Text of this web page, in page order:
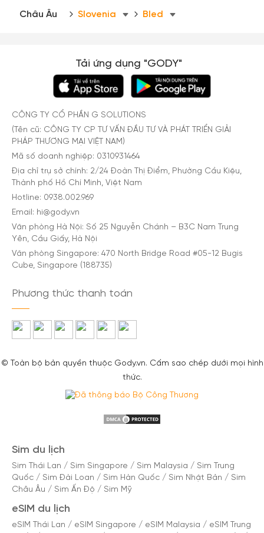
Châu Âu Slovenia Bled
Tải ứng dụng "GODY"
CÔNG TY CỔ PHẦN G SOLUTIONS
(Tên cũ: CÔNG TY CP TƯ VẤN ĐẦU TƯ VÀ PHÁT TRIỂN GIẢI
PHÁP THƯƠNG MẠI VIỆT NAM)
Mã số doanh nghiệp: 0310931464
Địa chỉ trụ sở chính: 2/24 Đoàn Thị Điểm, Phường Cầu Kiệu,
Thành phố Hồ Chí Minh, Việt Nam
Hotline: 0938.002.969
Email: hi@gody.vn
Văn phòng Hà Nội: Số 25 Nguyễn Chánh – B3C Nam Trung
Yên, Cầu Giấy, Hà Nội
Văn phòng Singapore: 470 North Bridge Road #05-12 Bugis
Cube, Singapore (188735)
Phương thức thanh toán
© Toàn bộ bản quyền thuộc Gody.vn. Cấm sao chép dưới mọi hình
thức.
Sim du lịch
Sim Thái Lan / Sim Singapore / Sim Malaysia / Sim Trung
Quốc / Sim Đài Loan / Sim Hàn Quốc / Sim Nhật Bản / Sim
Châu Âu / Sim Ấn Độ / Sim Mỹ
eSIM du lịch
eSIM Thái Lan / eSIM Singapore / eSIM Malaysia / eSIM Trung